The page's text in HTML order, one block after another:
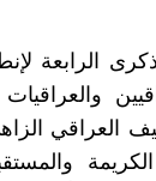
الرابعة
العراقي